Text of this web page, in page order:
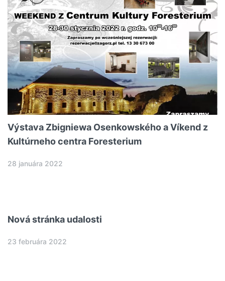
Výstava Zbigniewa Osenkowského a Víkend z
Kultúrneho centra Foresterium
28 januára 2022
Nová stránka udalosti
23 februára 2022